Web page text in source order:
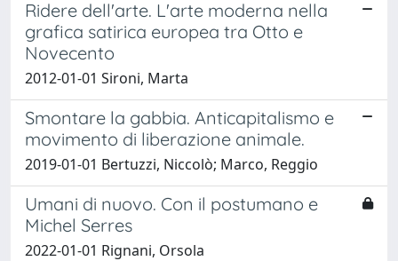
Ridere dell'arte. L'arte moderna nella
grafica satirica europea tra Otto e
Novecento
2012-01-01 Sironi, Marta
Smontare la gabbia. Anticapitalismo e
movimento di liberazione animale.
2019-01-01 Bertuzzi, Niccolò; Marco, Reggio
Umani di nuovo. Con il postumano e
Michel Serres
2022-01-01 Rignani, Orsola